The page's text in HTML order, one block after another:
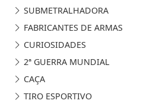
SUBMETRALHADORA
FABRICANTES DE ARMAS
CURIOSIDADES
2ª GUERRA MUNDIAL
CAÇA
TIRO ESPORTIVO